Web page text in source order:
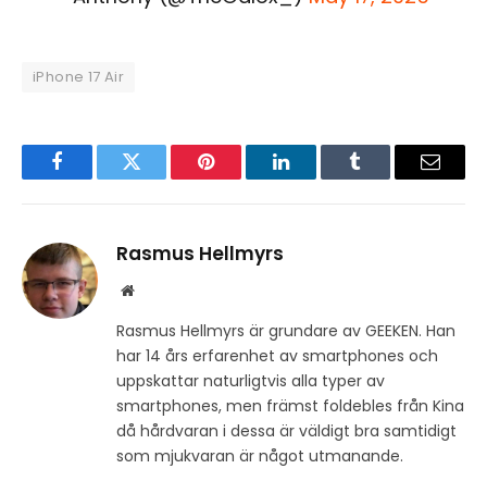
iPhone 17 Air
FacebookTwitter Pinterest LinkedInTumblr Email
Rasmus Hellmyrs
Website
Rasmus Hellmyrs är grundare av GEEKEN. Han
har 14 års erfarenhet av smartphones och
uppskattar naturligtvis alla typer av
smartphones, men främst foldebles från Kina
då hårdvaran i dessa är väldigt bra samtidigt
som mjukvaran är något utmanande.